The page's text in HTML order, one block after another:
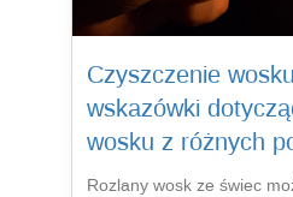
Czyszczenie
wskazówki
wosku z różnych
Rozlany wosk ze świec